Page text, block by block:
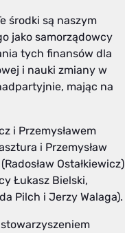
środki są naszym
jako samorządowcy
tych finansów dla
i nauki zmiany w
mając na
i Przemysławem
i Przemysław
Ostałkiewicz)
Łukasz Bielski,
Pilch i Jerzy Walaga).